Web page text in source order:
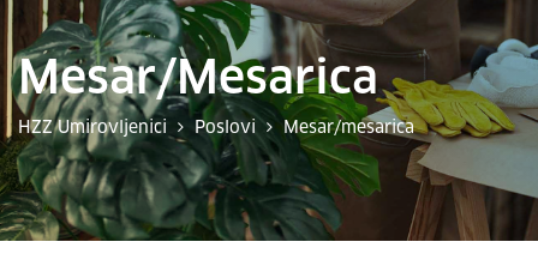
Mesar/mesarica
HZZ Umirovljenici Poslovi Mesar/mesarica